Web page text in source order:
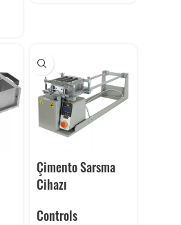
Çimento Sarsma
Cihazı
Controls